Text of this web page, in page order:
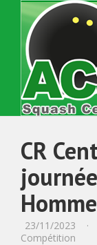
CR
23/11/2023 ·
Compétition